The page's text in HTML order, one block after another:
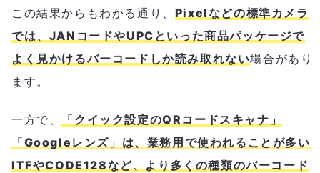
この結果からもわかる通り、 Pixelなどの標準カメラ
では、JANコードやUPCといった商品パッケージで
よく見かけるバーコードしか読み取れない場合があり
ます。
一方で、
「クイック設定のQRコードスキャナ」
「Googleレンズ」は、業務用で使われることが多い
ITFやCODE128など、より多くの種類のバーコード